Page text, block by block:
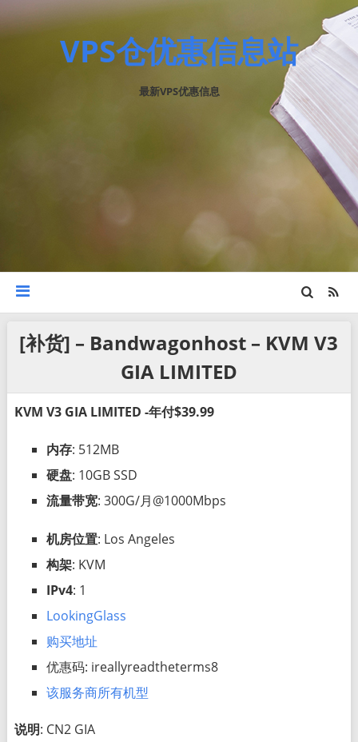
VPS仓优惠信息站
最新VPS优惠信息
[补货] – Bandwagonhost – KVM V3
GIA LIMITED
KVM V3 GIA LIMITED -年付$39.99
内存: 512MB
硬盘: 10GB SSD
流量带宽: 300G/月@1000Mbps
机房位置: Los Angeles
构架: KVM
IPv4: 1
LookingGlass
购买地址
优惠码: ireallyreadtheterms8
该服务商所有机型
说明: CN2 GIA